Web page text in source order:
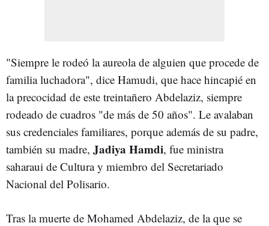
"Siempre le rodeó la aureola de alguien que procede de
familia luchadora", dice Hamudi, que hace hincapié en
la precocidad de este treintañero Abdelaziz, siempre
rodeado de cuadros "de más de 50 años". Le avalaban
sus credenciales familiares, porque además de su padre,
también su madre, Jadiya Hamdi, fue ministra
saharaui de Cultura y miembro del Secretariado
Nacional del Polisario.
Tras la muerte de Mohamed Abdelaziz, de la que se